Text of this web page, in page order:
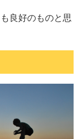
良好のものと思